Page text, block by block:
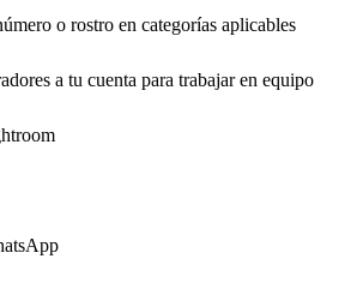
o rostro en categorías aplicables
a tu cuenta para trabajar en equipo